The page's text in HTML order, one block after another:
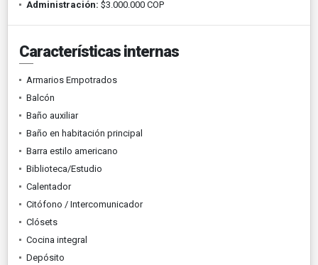
Administración: $3.000.000 COP
Características internas
Armarios Empotrados
Balcón
Baño auxiliar
Baño en habitación principal
Barra estilo americano
Biblioteca/Estudio
Calentador
Citófono / Intercomunicador
Clósets
Cocina integral
Depósito